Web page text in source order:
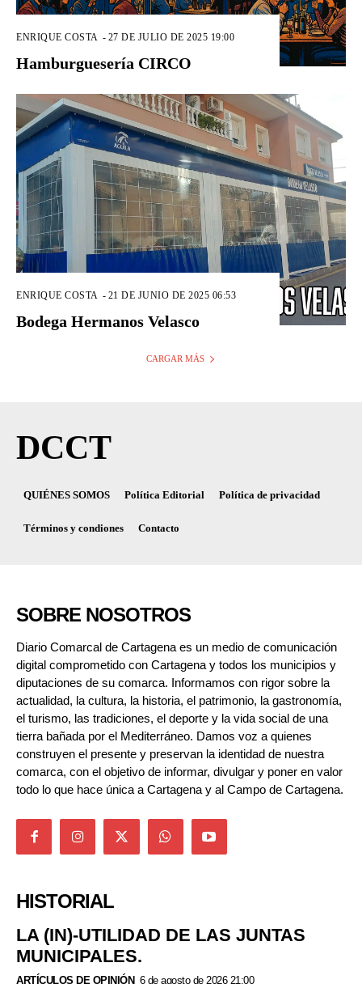
ENRIQUE COSTA - 27 DE JULIO DE 2025 19:00
Hamburguesería CIRCO
ENRIQUE COSTA - 21 DE JUNIO DE 2025 06:53
Bodega Hermanos Velasco
CARGAR MÁS
DCCT
QUIÉNES SOMOS Política Editorial Política de privacidad
Términos y condiones Contacto
SOBRE NOSOTROS
Diario Comarcal de Cartagena es un medio de comunicación
digital comprometido con Cartagena y todos los municipios y
diputaciones de su comarca. Informamos con rigor sobre la
actualidad, la cultura, la historia, el patrimonio, la gastronomía,
el turismo, las tradiciones, el deporte y la vida social de una
tierra bañada por el Mediterráneo. Damos voz a quienes
construyen el presente y preservan la identidad de nuestra
comarca, con el objetivo de informar, divulgar y poner en valor
todo lo que hace única a Cartagena y al Campo de Cartagena.
HISTORIAL
LA (IN)-UTILIDAD DE LAS JUNTAS
MUNICIPALES.
ARTÍCULOS DE OPINIÓN 6 de agosto de 2026 21:00